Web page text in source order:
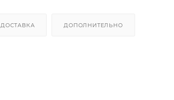
ДОСТАВКА ДОПОЛНИТЕЛЬНО